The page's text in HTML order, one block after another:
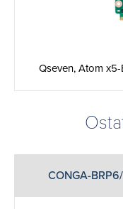
Qseven, Atom x5-
CONGA-